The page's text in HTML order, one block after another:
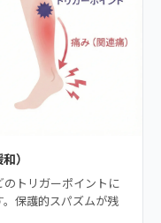
）
トリガーポイントに
保護的スパズムが残